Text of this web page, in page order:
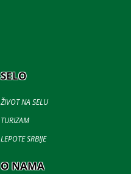
SELO
ŽIVOT NA SELU
TURIZAM
LEPOTE SRBIJE
O NAMA